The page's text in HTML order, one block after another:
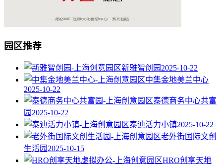
园区推荐
新雅智创园 2025-10-22
中集金地美兰中心
2025-10-22
泰德商务中心共富
园 2025-10-22
泰迪活力小镇2025-10-22
老外街国际文创
生活园 2025-10-15
HRO创享天地